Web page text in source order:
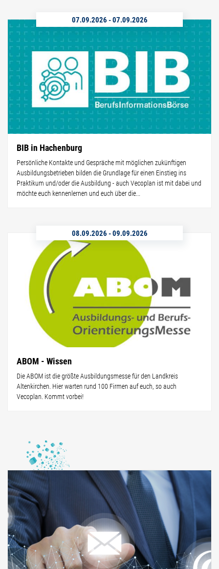
07.09.2026 -07.09.2026
BIB in Hachenburg
Persönliche Kontakte und Gespräche mit möglichen zukünftigen
Ausbildungsbetrieben bilden die Grundlage für einen Einstieg ins
Praktikum und/oder die Ausbildung - auch Vecoplan ist mit dabei und
möchte euch kennenlernen und euch über die...
08.09.2026 -09.09.2026
ABOM - Wissen
Die ABOM ist die größte Ausbildungsmesse für den Landkreis
Altenkirchen. Hier warten rund 100 Firmen auf euch, so auch
Vecoplan. Kommt vorbei!